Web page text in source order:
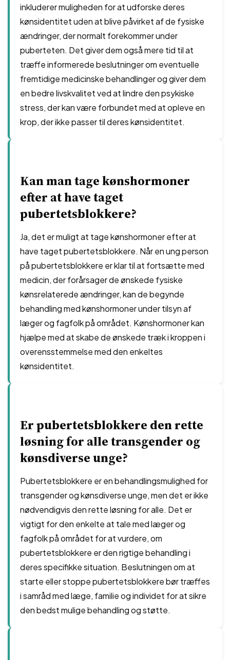
inkluderer muligheden for at udforske deres
kønsidentitet uden at blive påvirket af de fysiske
ændringer, der normalt forekommer under
puberteten. Det giver dem også mere tid til at
træffe informerede beslutninger om eventuelle
fremtidige medicinske behandlinger og giver dem
en bedre livskvalitet ved at lindre den psykiske
stress, der kan være forbundet med at opleve en
krop, der ikke passer til deres kønsidentitet.
Kan man tage kønshormoner
efter at have taget
pubertetsblokkere?
Ja, det er muligt at tage kønshormoner efter at
have taget pubertetsblokkere. Når en ung person
på pubertetsblokkere er klar til at fortsætte med
medicin, der forårsager de ønskede fysiske
kønsrelaterede ændringer, kan de begynde
behandling med kønshormoner under tilsyn af
læger og fagfolk på området. Kønshormoner kan
hjælpe med at skabe de ønskede træk i kroppen i
overensstemmelse med den enkeltes
kønsidentitet.
Er pubertetsblokkere den rette
løsning for alle transgender og
kønsdiverse unge?
Pubertetsblokkere er en behandlingsmulighed for
transgender og kønsdiverse unge, men det er ikke
nødvendigvis den rette løsning for alle. Det er
vigtigt for den enkelte at tale med læger og
fagfolk på området for at vurdere, om
pubertetsblokkere er den rigtige behandling i
deres specifikke situation. Beslutningen om at
starte eller stoppe pubertetsblokkere bør træffes
i samråd med læge, familie og individet for at sikre
den bedst mulige behandling og støtte.